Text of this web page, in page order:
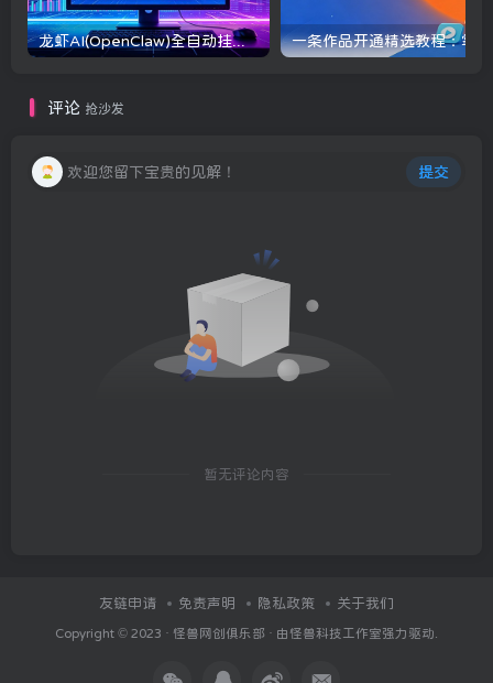
龙虾AI(OpenClaw)全自动挂机，智能操控电脑高效执行任务，每天轻松到手四位数
评论 抢沙发
欢迎您留下宝贵的见解！ 提交
暂无评论内容
友链申请 免责声明 隐私政策 关于我们
Copyright © 2023 · 怪兽网创俱乐部 · 由怪兽科技工作室强力驱动.